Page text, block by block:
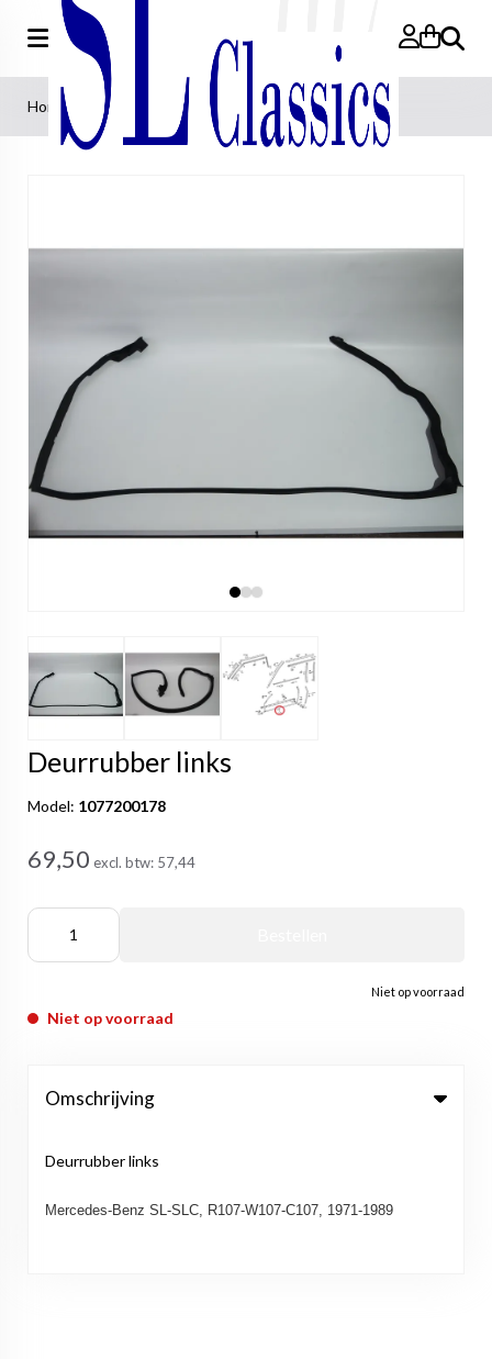
Zoeken
Home Rubbers Deurrubber links
Deurrubber links
Model: 1077200178
69,50 excl. btw: 57,44
Niet op voorraad
Niet op voorraad
Omschrijving
Deurrubber links
Mercedes-Benz SL-SLC, R107-W107-C107, 1971-1989